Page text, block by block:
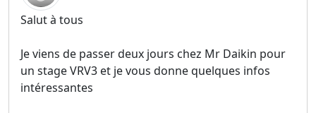
Salut à tous
Je viens de passer deux jours chez Mr Daikin pour
un stage VRV3 et je vous donne quelques infos
intéressantes